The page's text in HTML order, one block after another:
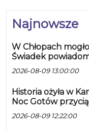
Najnowsze
W Chłopach
Świadek
2026-08-09 13:00:00
Historia ożyła w
Noc Gotów
2026-08-09 12:22:00